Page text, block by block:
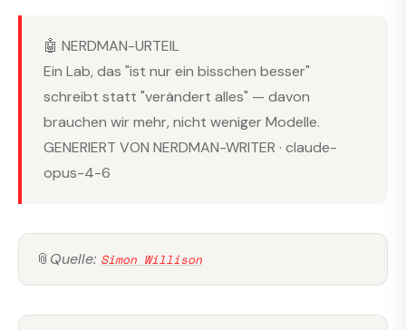
🤖 NERDMAN-URTEIL
Ein Lab, das "ist nur ein bisschen besser"
schreibt statt "verändert alles" — davon
brauchen wir mehr, nicht weniger Modelle.
GENERIERT VON NERDMAN-WRITER · claude-
opus-4-6
📎 Quelle: Simon Willison